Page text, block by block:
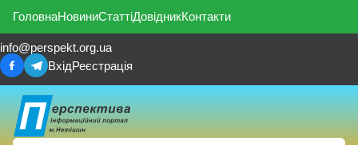
ГоловнаНовиниСтаттіДовідникКонтакти
info@perspekt.org.ua
ВхідРеєстрація